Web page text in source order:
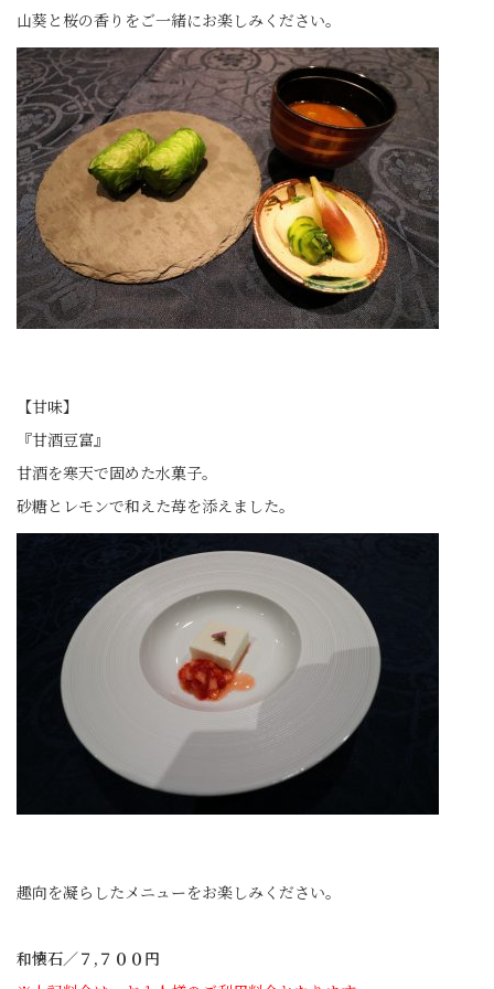
山葵と桜の香りをご一緒にお楽しみください。
【甘味】
『甘酒豆富』
甘酒を寒天で固めた水菓子。
砂糖とレモンで和えた苺を添えました。
趣向を凝らしたメニューをお楽しみください。
和懐石／７,７００円